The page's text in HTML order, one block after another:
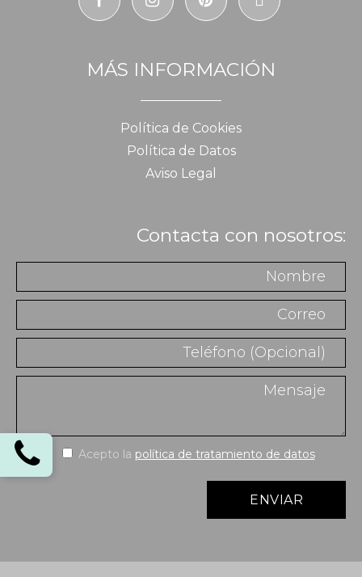
MÁS INFORMACIÓN
Política de Cookies
Política de Datos
Aviso Legal
Contacta con nosotros:
Acepto la política de tratamiento de datos